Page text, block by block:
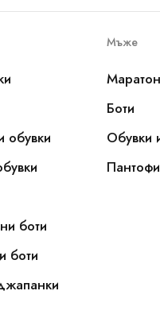
обувки
боти
боти
Мъже
Боти
Обувки
Пантофи